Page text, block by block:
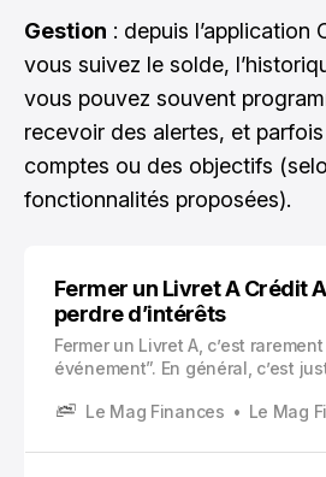
Gestion : depuis l’application
vous suivez le solde,
vous pouvez souvent
recevoir des alertes, et
comptes ou des objectifs
fonctionnalités proposées).
Fermer un Livret A Crédit
perdre d’intérêts
Fermer un Livret A, c’est
événement”. En général, c’est
banque, nouvelle façon de gérer
Le Mag Finances Le Mag